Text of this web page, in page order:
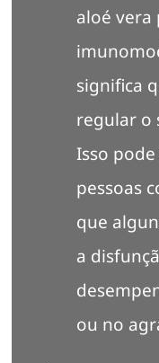
aloé
significa
regular o
Isso
pessoas
que
a
ou no